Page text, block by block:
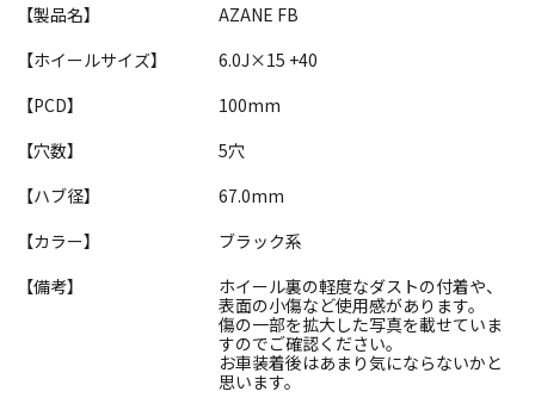
【製品名】
AZANE FB
【ホイールサイズ】
6.0J×15 +40
【PCD】
100mm
【穴数】
5穴
【ハブ径】
67.0mm
【カラー】
ブラック系
【備考】
ホイール裏の軽度なダストの付着や、
表面の小傷など使用感があります。
傷の一部を拡大した写真を載せていま
すのでご確認ください。
お車装着後はあまり気にならないかと
思います。